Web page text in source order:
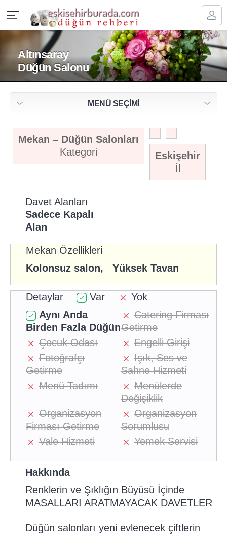
Altınsaray
Düğün Salonu
MENÜ SEÇİMİ
Mekan – Düğün Salonları
Kategori
Eskişehir
İl
Davet Alanları
Sadece Kapalı
Alan
Mekan Özellikleri
Kolonsuz salon, Yüksek Tavan
Detaylar Var
Yok
Aynı Anda
Birden Fazla Düğün
Catering Firması
Getirme
Çocuk Odası
Engelli Girişi
Fotoğrafçı
Getirme
Işık, Ses ve
Sahne Hizmeti
Menü Tadımı
Menülerde
Değişiklik
Organizasyon
Firması Getirme
Organizasyon
Sorumlusu
Vale Hizmeti
Yemek Servisi
Hakkında
Renklerin ve Şıklığın Büyüsü İçinde
MASALLARI ARATMAYACAK DAVETLER
Düğün salonları yeni evlenecek çiftlerin